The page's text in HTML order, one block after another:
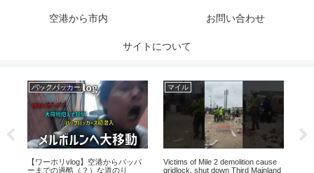
空港から市内 お問い合わせ
サイトについて
バックパッカー
【ワーホリvlog】空港からバッパ
ーまでの過酷（？）な道のり
マイル
Victims of Mile 2 demolition cause
gridlock, shut down Third Mainland